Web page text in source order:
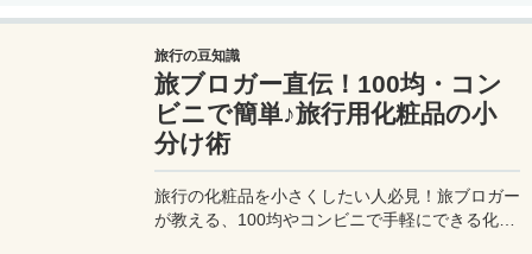
舞われることもあるので注意が必要だ。
旅行の豆知識
旅ブロガー直伝！100均・コン
ビニで簡単♪旅行用化粧品の小
分け術
旅行の化粧品を小さくしたい人必見！旅ブロガー
が教える、100均やコンビニで手軽にできる化粧